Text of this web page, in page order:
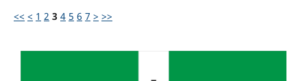
<< < 1 2 3 4 5 6 7 > >>